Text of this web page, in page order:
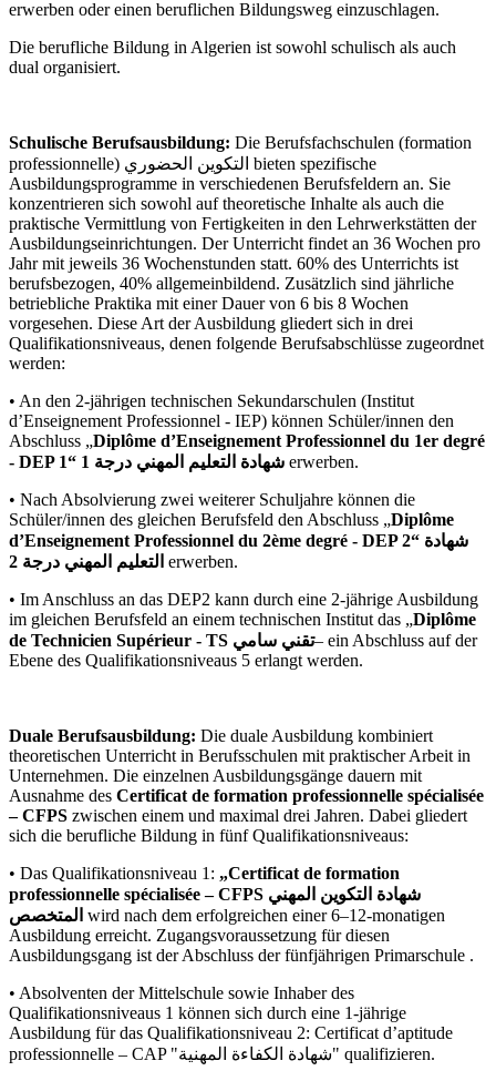
erwerben oder einen beruflichen Bildungsweg einzuschlagen.
Die berufliche Bildung in Algerien ist sowohl schulisch als auch
dual organisiert.
Schulische Berufsausbildung: Die Berufsfachschulen (formation
professionnelle) التكوين الحضوري bieten spezifische
Ausbildungsprogramme in verschiedenen Berufsfeldern an. Sie
konzentrieren sich sowohl auf theoretische Inhalte als auch die
praktische Vermittlung von Fertigkeiten in den Lehrwerkstätten der
Ausbildungseinrichtungen. Der Unterricht findet an 36 Wochen pro
Jahr mit jeweils 36 Wochenstunden statt. 60% des Unterrichts ist
berufsbezogen, 40% allgemeinbildend. Zusätzlich sind jährliche
betriebliche Praktika mit einer Dauer von 6 bis 8 Wochen
vorgesehen. Diese Art der Ausbildung gliedert sich in drei
Qualifikationsniveaus, denen folgende Berufsabschlüsse zugeordnet
werden:
• An den 2-jährigen technischen Sekundarschulen (Institut
d’Enseignement Professionnel - IEP) können Schüler/innen den
Abschluss „Diplôme d’Enseignement Professionnel du 1er degré
erwerben.
• Nach Absolvierung zwei weiterer Schuljahre können die
Schüler/innen des gleichen Berufsfeld den Abschluss „Diplôme
d’Enseignement Professionnel du 2ème degré - DEP 2“ شهادة
erwerben.
• Im Anschluss an das DEP2 kann durch eine 2-jährige Ausbildung
im gleichen Berufsfeld an einem technischen Institut das „Diplôme
de Technicien Supérieur - TS تقني سامي– ein Abschluss auf der
Ebene des Qualifikationsniveaus 5 erlangt werden.
Duale Berufsausbildung: Die duale Ausbildung kombiniert
theoretischen Unterricht in Berufsschulen mit praktischer Arbeit in
Unternehmen. Die einzelnen Ausbildungsgänge dauern mit
Ausnahme des Certificat de formation professionnelle spécialisée
– CFPS zwischen einem und maximal drei Jahren. Dabei gliedert
sich die berufliche Bildung in fünf Qualifikationsniveaus:
• Das Qualifikationsniveau 1: „Certificat de formation
professionnelle spécialisée – CFPS شهادة التكوين المهني
المتخصص wird nach dem erfolgreichen einer 6–12-monatigen
Ausbildung erreicht. Zugangsvoraussetzung für diesen
Ausbildungsgang ist der Abschluss der fünfjährigen Primarschule .
• Absolventen der Mittelschule sowie Inhaber des
Qualifikationsniveaus 1 können sich durch eine 1-jährige
Ausbildung für das Qualifikationsniveau 2: Certificat d’aptitude
professionnelle – CAP "شهادة الكفاءة المهنية" qualifizieren.